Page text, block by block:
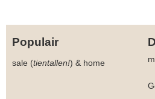
Populair
sale (tientallen!) & home